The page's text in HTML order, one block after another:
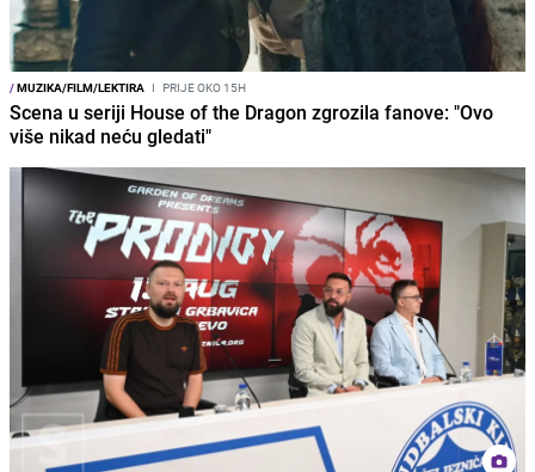
/MUZIKA/FILM/LEKTIRA I PRIJE OKO 15H
Scena u seriji House of the Dragon zgrozila fanove: "Ovo
više nikad neću gledati"